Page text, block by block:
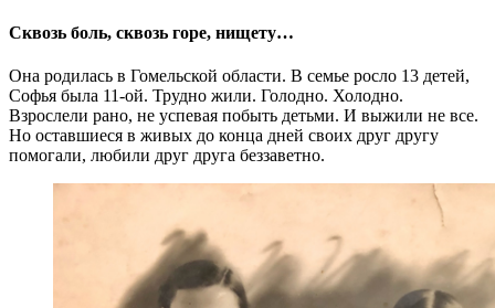
Сквозь боль, сквозь горе, нищету…
Она родилась в Гомельской области. В семье росло 13 детей,
Софья была 11-ой. Трудно жили. Голодно. Холодно.
Взрослели рано, не успевая побыть детьми. И выжили не все.
Но оставшиеся в живых до конца дней своих друг другу
помогали, любили друг друга беззаветно.